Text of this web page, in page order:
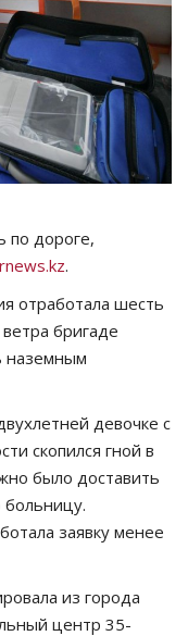
по дороге,
.
отработала шесть
бригаде
наземным
девочке с
скопился гной в
было доставить
больницу.
заявку менее
из города
центр 35-